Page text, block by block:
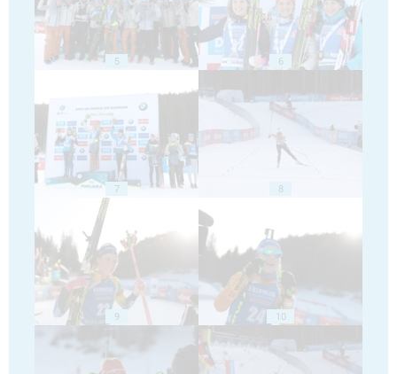
5 6
7 8
9 10